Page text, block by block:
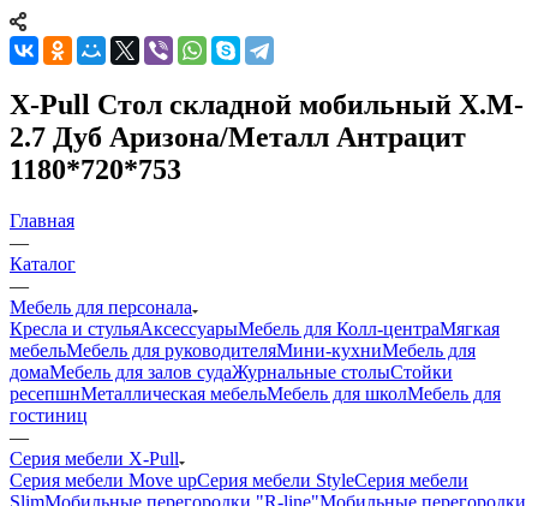
X-Pull Стол складной мобильный X.M-
2.7 Дуб Аризона/Металл Антрацит
1180*720*753
Главная
—
Каталог
—
Мебель для персонала
Кресла и стульяАксессуарыМебель для Колл-центраМягкая
мебельМебель для руководителяМини-кухниМебель для
домаМебель для залов судаЖурнальные столыСтойки
ресепшнМеталлическая мебельМебель для школМебель для
гостиниц
—
Серия мебели X-Pull
Серия мебели Move upСерия мебели StyleСерия мебели
SlimМобильные перегородки "R-line"Мобильные перегородки